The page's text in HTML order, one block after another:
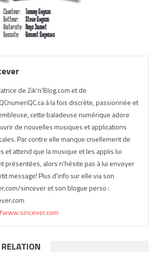
de Zik'n'Blog.com et de
à la fois discrète, passionnée et
cette baladeuse numérique adore
de nouvelles musiques et applications
Par contre elle manque cruellement de
et attend que la musique et les applis lui
présentées, alors n'hésite pas à lui envoyer
message! Plus d'info sur elle via son
sincever et son blogue perso :
www.sincever.com